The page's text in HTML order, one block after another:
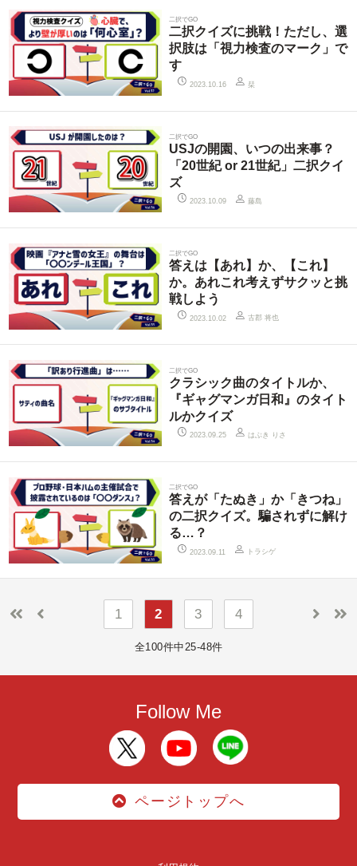
二択でGO
二択クイズに挑戦！ただし、選
択肢は「視力検査のマーク」で
す
2023.10.16 栞
二択でGO
USJの開園、いつの出来事？
「20世紀 or 21世紀」二択クイ
ズ
2023.10.09 藤島
二択でGO
答えは【あれ】か、【これ】
か。あれこれ考えずサクッと挑
戦しよう
2023.10.02 古郡 将也
二択でGO
クラシック曲のタイトルか、
『ギャグマンガ日和』のタイト
ルかクイズ
2023.09.25 はぶき りさ
二択でGO
答えが「たぬき」か「きつね」
の二択クイズ。騙されずに解け
る…？
2023.09.11 トラシゲ
1 2 3 4
全100件中25-48件
Follow Me
ページトップへ